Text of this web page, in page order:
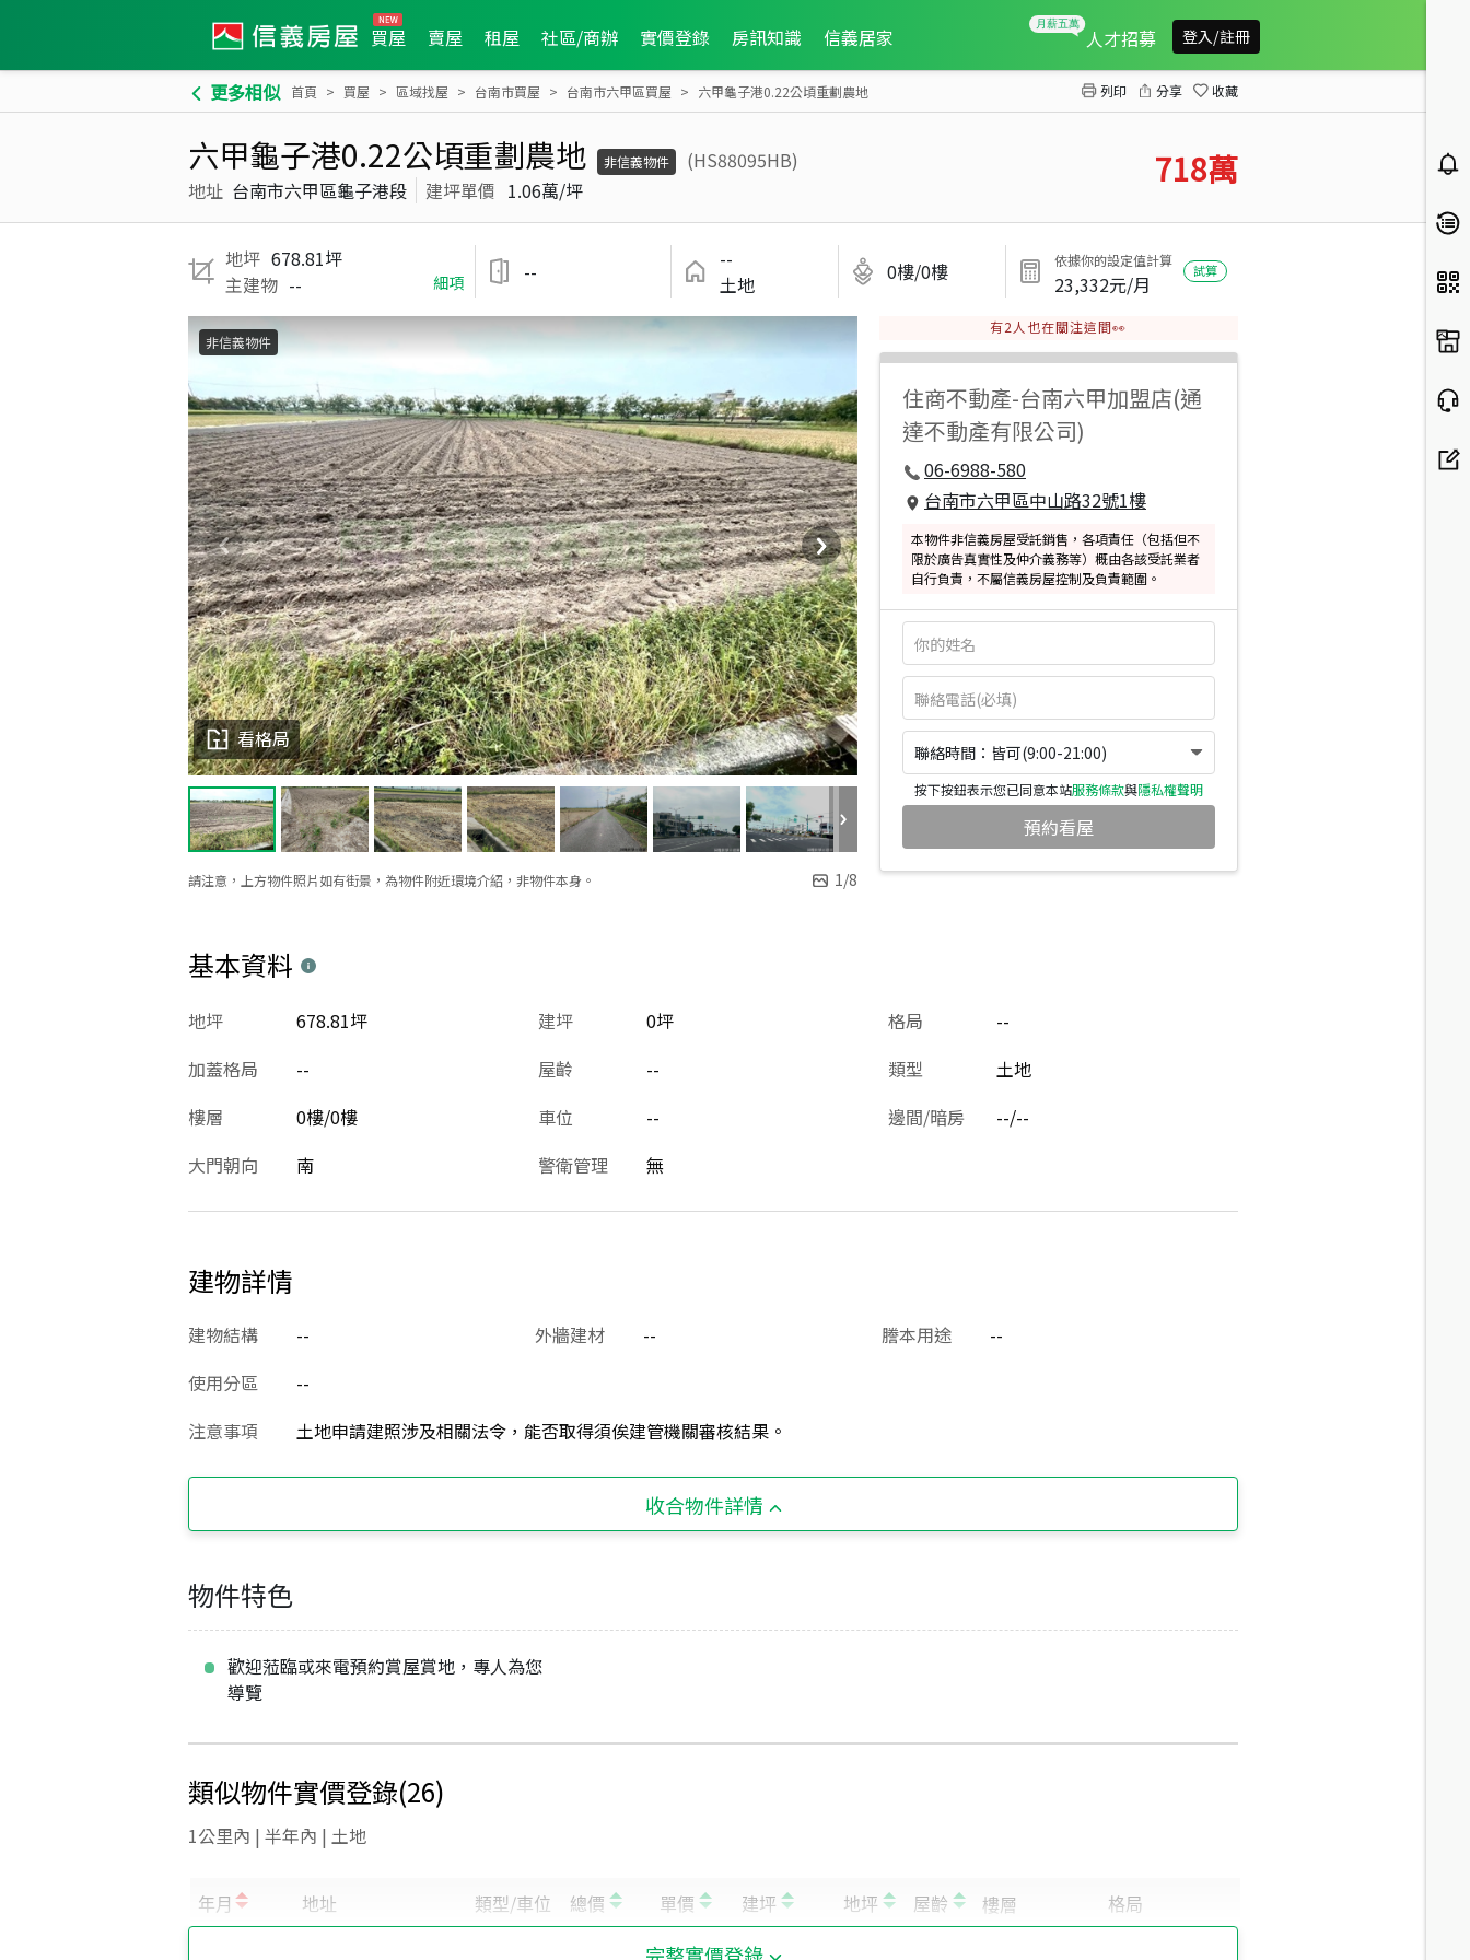
買屋 賣屋 租屋 社區/商辦 實價登錄 房訊知識 信義居家 人才招募 登入/註冊
更多相似 首頁 買屋 區域找屋 台南市買屋 台南市六甲區買屋 六甲龜子港0.22公頃重劃農地 列印 分享 收藏
六甲龜子港0.22公頃重劃農地 非信義物件
(HS88095HB)
地址 台南市六甲區龜子港段 建坪單價 1.06萬/坪 718萬
地坪 678.81坪
主建物 -- 細項 --
--
土地
0樓/0樓 依據你的設定值計算
23,332元/月
試算
請注意，上方物件照片如有街景，為物件附近環境介紹，非物件本身。 1/8
看格局
非信義物件
有2 人也在關注這間👀
住商不動產-台南六甲加盟店(通
達不動產有限公司)
06-6988-580
台南市六甲區中山路32號1樓
本物件非信義房屋受託銷售，各項責任（包括但不
限於廣告真實性及仲介義務等）概由各該受託業者
自行負責，不屬信義房屋控制及負責範圍。
聯絡時間：皆可(9:00-21:00)
按下按鈕表示您已同意本站服務條款與隱私權聲明
預約看屋
基本資料
建坪 0坪
地坪 678.81坪 格局
--
加蓋格局
-- 屋齡 -- 類型
土地
樓層
0樓/0樓 車位 -- 邊間/暗房
--/--
大門朝向
南 警衛管理 無
建物詳情
建物結構 -- 外牆建材 -- 謄本用途
--
使用分區
--
注意事項
土地申請建照涉及相關法令，能否取得須俟建管機關審核結果。
收合物件詳情
物件特色
歡迎蒞臨或來電預約賞屋賞地，專人為您
導覽
類似物件實價登錄(26)
1公里內 | 半年內 | 土地